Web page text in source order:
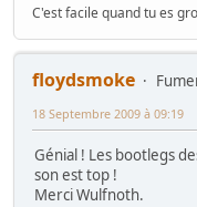
C'est facile quand tu es
floydsmoke
18 Septembre 2009 à 09:19
Génial ! Les bootlegs
son est top !
Merci Wulfnoth.